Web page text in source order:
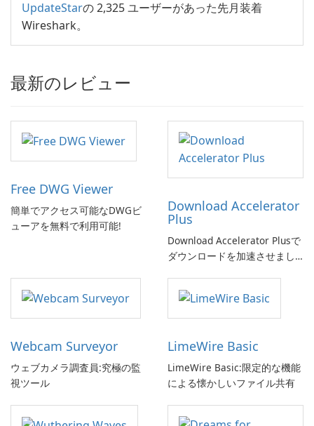
UpdateStarの 2,325 ユーザーがあった先月装着
Wireshark。
最新のレビュー
Free DWG Viewer
簡単でアクセス可能なDWGビ
ューアを無料で利用可能!
Download Accelerator
Plus
Download Accelerator Plusで
ダウンロードを加速させまし
Webcam Surveyor
ウェブカメラ調査員:究極の監
視ツール
LimeWire Basic
LimeWire Basic:限定的な機能
による懐かしいファイル共有